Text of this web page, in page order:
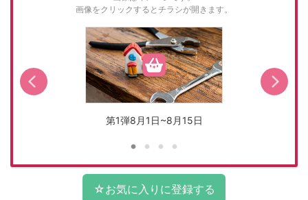
画像をクリックするとチラシが開きます。
第1弾8月1日~8月15日